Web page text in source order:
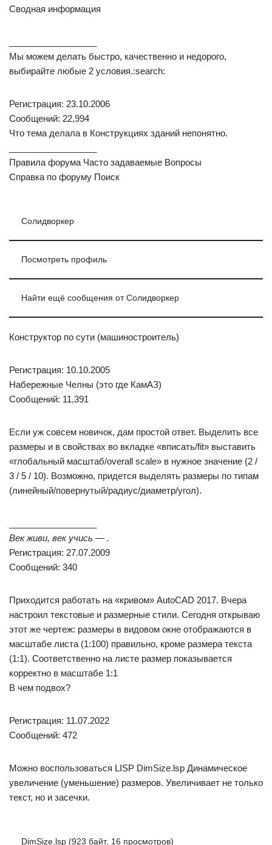
Сводная информация
Мы можем делать быстро, качественно и недорого,
выбирайте любые 2 условия.:search:
Регистрация: 23.10.2006
Сообщений: 22,994
Что тема делала в Конструкциях зданий непонятно.
Правила форума Часто задаваемые Вопросы
Справка по форуму Поиск
Солидворкер
Посмотреть профиль
Найти ещё сообщения от Солидворкер
Конструктор по сути (машиностроитель)
Регистрация: 10.10.2005
Набережные Челны (это где КамАЗ)
Сообщений: 11,391
Если уж совсем новичок, дам простой ответ. Выделить все
размеры и в свойствах во вкладке «вписать/fit» выставить
«глобальный масштаб/overall scale» в нужное значение (2 /
3 / 5 / 10). Возможно, придется выделять размеры по типам
(линейный/повернутый/радиус/диаметр/угол).
Век живи, век учись — .
Регистрация: 27.07.2009
Сообщений: 340
Приходится работать на «кривом» AutoCAD 2017. Вчера
настроил текстовые и размерные стили. Сегодня открываю
этот же чертеж: размеры в видовом окне отображаются в
масштабе листа (1:100) правильно, кроме размера текста
(1:1). Соответственно на листе размер показывается
корректно в масштабе 1:1
В чем подвох?
Регистрация: 11.07.2022
Сообщений: 472
Можно воспользоваться LISP DimSize.lsp Динамическое
увеличение (уменьшение) размеров. Увеличивает не только
текст, но и засечки.
DimSize.lsp (923 байт, 16 просмотров)